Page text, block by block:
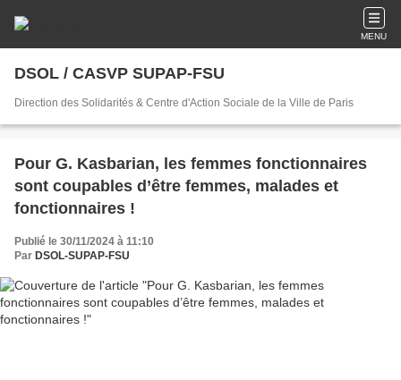
MENU
DSOL / CASVP SUPAP-FSU
Direction des Solidarités & Centre d'Action Sociale de la Ville de Paris
Pour G. Kasbarian, les femmes fonctionnaires
sont coupables d’être femmes, malades et
fonctionnaires !
Publié le 30/11/2024 à 11:10
Par DSOL-SUPAP-FSU